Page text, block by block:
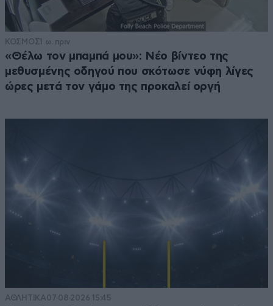
ΚΟΣΜΟΣ1 ω. πριν
«Θέλω τον μπαμπά μου»: Νέο βίντεο της
μεθυσμένης οδηγού που σκότωσε νύφη λίγες
ώρες μετά τον γάμο της προκαλεί οργή
ΑΘΛΗΤΙΚΑ07·08·2026 15:45